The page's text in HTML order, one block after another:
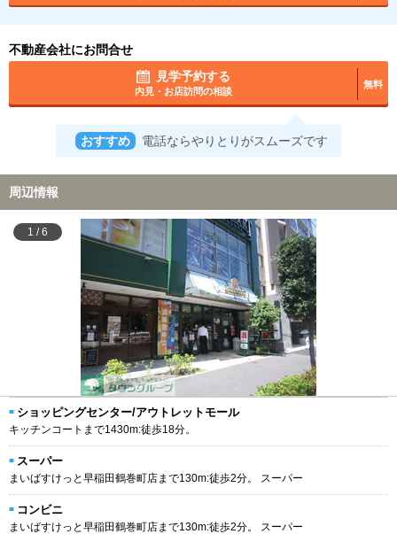
不動産会社にお問合せ
見学予約する
内見・お店訪問の相談
無料
おすすめ 電話ならやりとりがスムーズです
周辺情報
1 /6
ショッピングセンター/アウトレットモール
キッチンコートまで1430m:徒歩18分。
スーパー
まいばすけっと早稲田鶴巻町店まで130m:徒歩2分。 スーパー
コンビニ
まいばすけっと早稲田鶴巻町店まで130m:徒歩2分。 スーパー